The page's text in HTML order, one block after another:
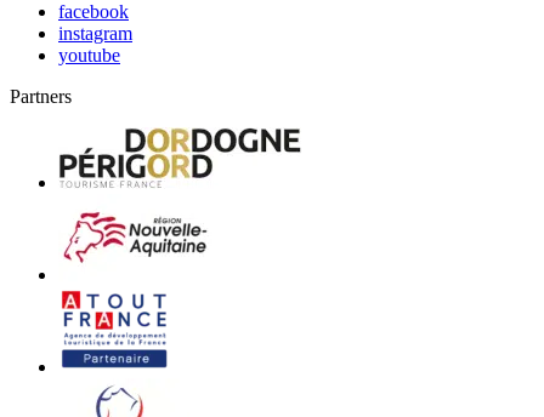
facebook
instagram
youtube
Partners